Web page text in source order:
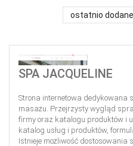
ostatnio dodane
SPA JACQUELINE
Strona internetowa dedykowana
masażu. Przejrzysty wygląd
firmy oraz katalogu produktów i
katalog usług i produktów,
Istnieje możliwość dostosowania